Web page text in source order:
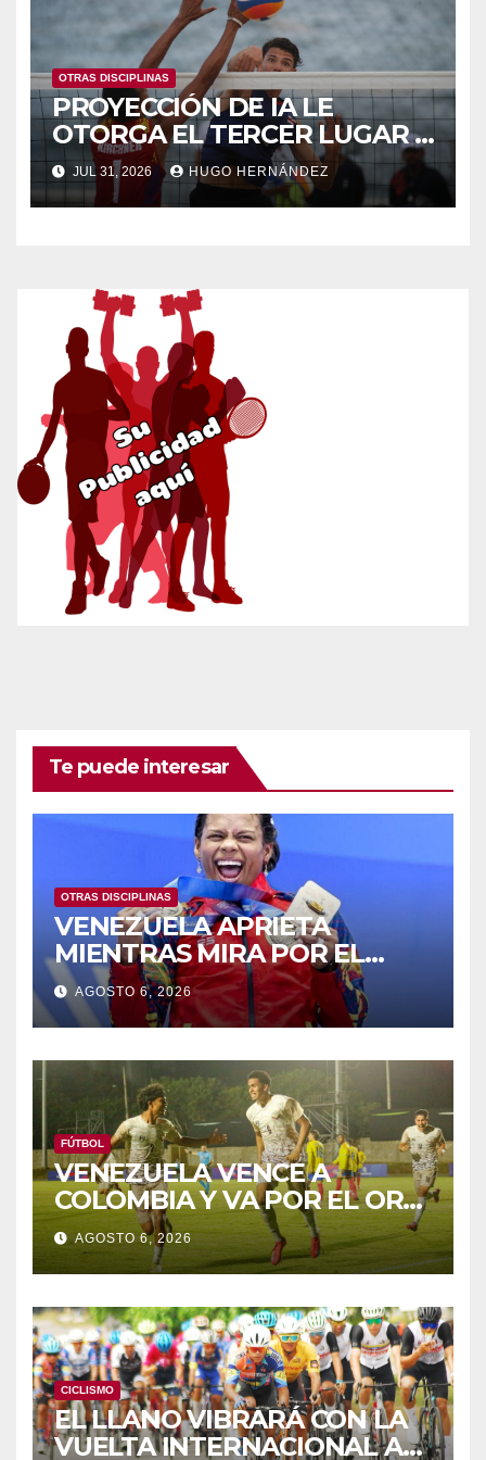
OTRAS DISCIPLINAS
PROYECCIÓN DE IA LE
OTORGA EL TERCER LUGAR A
VENEZUELA POR ENCIMA DE
CUBA EN LOS CAC 2026
JUL 31, 2026 HUGO HERNÁNDEZ
Te puede interesar
OTRAS DISCIPLINAS
VENEZUELA APRIETA
MIENTRAS MIRA POR EL
RETROVISOR
AGOSTO 6, 2026
FÚTBOL
VENEZUELA VENCE A
COLOMBIA Y VA POR EL ORO
DE LOS JCAC
AGOSTO 6, 2026
CICLISMO
EL LLANO VIBRARÁ CON LA
VUELTA INTERNACIONAL A